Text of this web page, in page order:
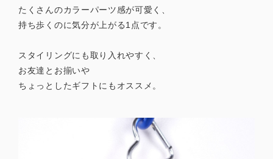
たくさんのカラーパーツ感が可愛く、
持ち歩くのに気分が上がる1点です。
スタイリングにも取り入れやすく、
お友達とお揃いや
ちょっとしたギフトにもオススメ。